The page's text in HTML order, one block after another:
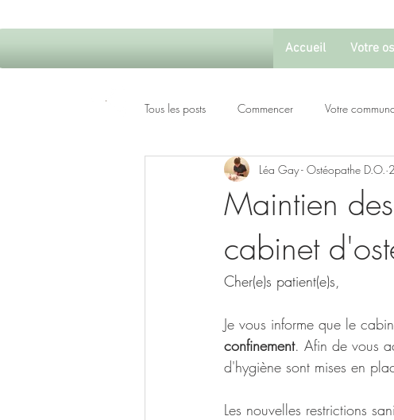
Accueil Votre
Tous les posts Commencer Votre
Maintien
cabinet
Léa Gay - Ostéopathe D.O.
Cher(e)s patient(e)s,
Je vous informe que le
confinement. Afin de vous
d'hygiène sont mises en
Les nouvelles restrictions